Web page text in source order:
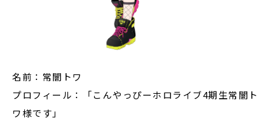
名前：常闇トワ
プロフィール：「こんやっぴーホロライブ4期生常闇ト
ワ様です」